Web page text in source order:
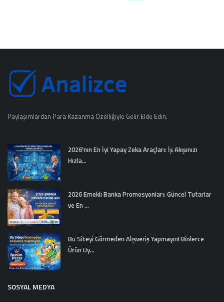
Paylaşımlardan Para Kazanma Özelliğiyle Gelir Elde Edin.
2026'nın En İyi Yapay Zeka Araçları: İş Akışınızı
Hızla...
2026 Emekli Banka Promosyonları: Güncel Tutarlar
ve En ...
Bu Siteyi Görmeden Alışveriş Yapmayın! Binlerce
Ürün Uy...
SOSYAL MEDYA